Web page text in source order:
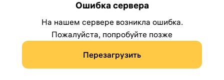
Ошибка сервера
На нашем сервере возникла ошибка.
Пожалуйста, попробуйте позже
Перезагрузить